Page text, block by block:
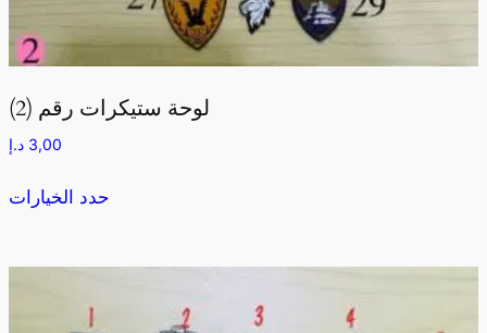
لوحة ستيكرات رقم (2)
3,00 د.إ
حدد الخيارات